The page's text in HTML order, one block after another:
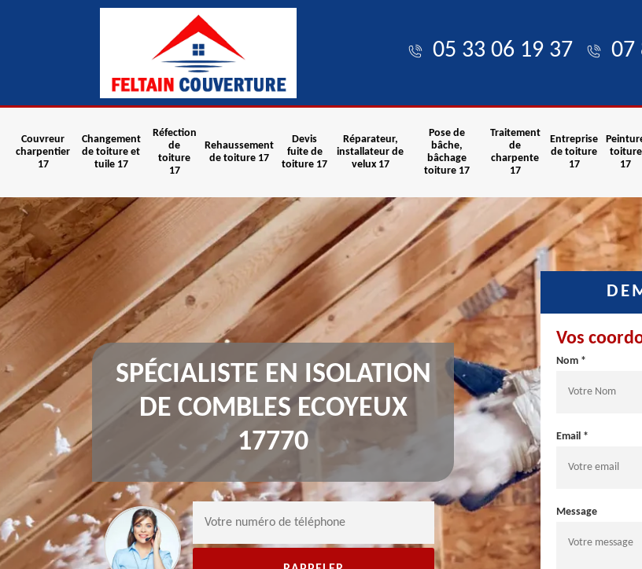
05 33 06 19 37 07
Couvreur
charpentier
17
Changement
de toiture et
tuile 17
Réfection
de
toiture
17
Rehaussement
de toiture 17
Devis
fuite de
toiture 17
Réparateur,
installateur de
velux 17
Pose de
bâche,
bâchage
toiture 17
Traitement
de
charpente
17
Entreprise
de toiture
17
toiture
17
SPÉCIALISTE EN ISOLATION
DE COMBLES ECOYEUX
17770
Vos
Nom *
Email *
Message